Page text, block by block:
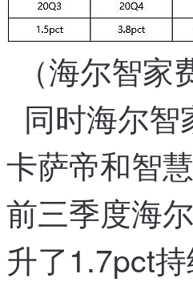
（海尔智家
同时，
海尔智
卡萨帝和智
前三季度海
升了1.7pct